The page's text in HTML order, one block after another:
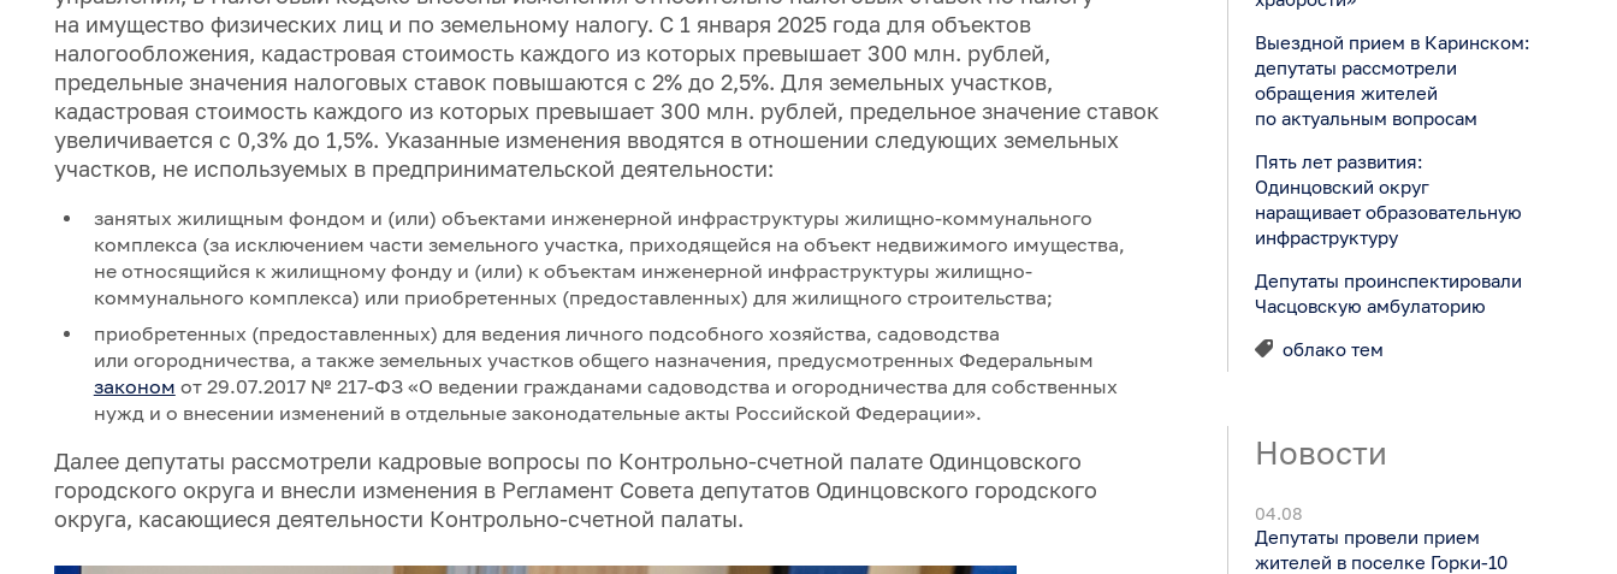
на имущество физических лиц и по земельному налогу. С 1 января 2025 года для объектов
налогообложения, кадастровая стоимость каждого из которых превышает 300 млн. рублей,
предельные значения налоговых ставок повышаются с 2% до 2,5%. Для земельных участков,
кадастровая стоимость каждого из которых превышает 300 млн. рублей, предельное значение ставок
увеличивается с 0,3% до 1,5%. Указанные изменения вводятся в отношении следующих земельных
участков, не используемых в предпринимательской деятельности:
занятых жилищным фондом и (или) объектами инженерной инфраструктуры жилищно-коммунального
комплекса (за исключением части земельного участка, приходящейся на объект недвижимого имущества,
не относящийся к жилищному фонду и (или) к объектам инженерной инфраструктуры жилищно-
коммунального комплекса) или приобретенных (предоставленных) для жилищного строительства;
приобретенных (предоставленных) для ведения личного подсобного хозяйства, садоводства
или огородничества, а также земельных участков общего назначения, предусмотренных Федеральным
законом от 29.07.2017 № 217-ФЗ «О ведении гражданами садоводства и огородничества для собственных
нужд и о внесении изменений в отдельные законодательные акты Российской Федерации».
Далее депутаты рассмотрели кадровые вопросы по Контрольно-счетной палате Одинцовского
городского округа и внесли изменения в Регламент Совета депутатов Одинцовского городского
округа, касающиеся деятельности Контрольно-счетной палаты.
Выездной прием в Каринском:
депутаты рассмотрели
обращения жителей
по актуальным вопросам
Пять лет развития:
Одинцовский округ
наращивает образовательную
инфраструктуру
Депутаты проинспектировали
Часцовскую амбулаторию
облако тем
Новости
04.08
Депутаты провели прием
жителей в поселке Горки-10